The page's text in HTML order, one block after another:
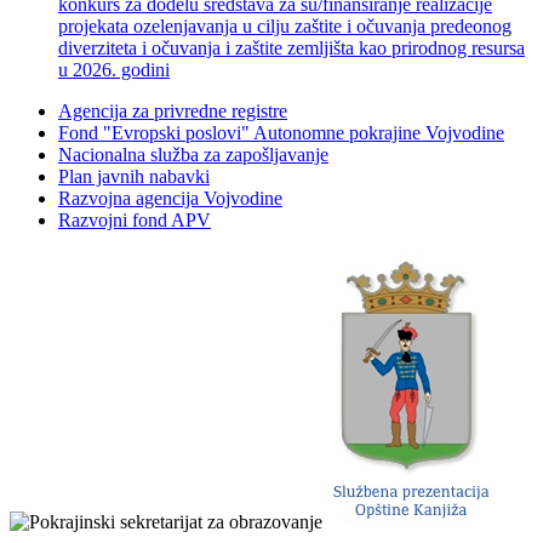
projekata ozelenjavanja u cilju zaštite i očuvanja predeonog
diverziteta i očuvanja i zaštite zemljišta kao prirodnog resursa
u 2026. godini
Agencija za privredne registre
Fond "Evropski poslovi" Autonomne pokrajine Vojvodine
Nacionalna služba za zapošljavanje
Plan javnih nabavki
Razvojna agencija Vojvodine
Razvojni fond APV